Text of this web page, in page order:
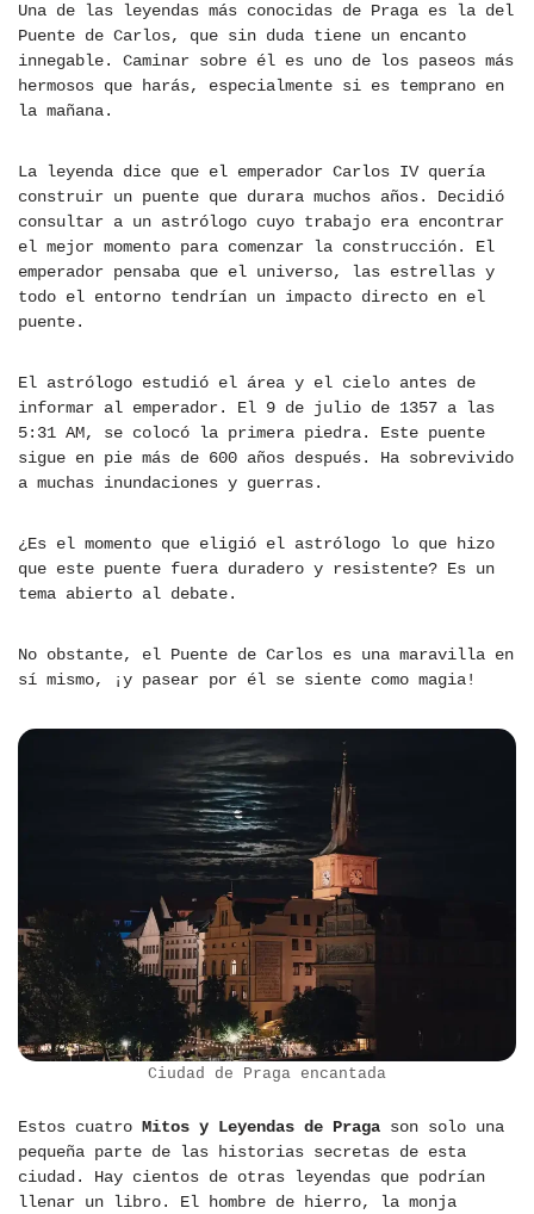
Una de las leyendas más conocidas de Praga es la del
Puente de Carlos, que sin duda tiene un encanto
innegable. Caminar sobre él es uno de los paseos más
hermosos que harás, especialmente si es temprano en
la mañana.
La leyenda dice que el emperador Carlos IV quería
construir un puente que durara muchos años. Decidió
consultar a un astrólogo cuyo trabajo era encontrar
el mejor momento para comenzar la construcción. El
emperador pensaba que el universo, las estrellas y
todo el entorno tendrían un impacto directo en el
puente.
El astrólogo estudió el área y el cielo antes de
informar al emperador. El 9 de julio de 1357 a las
5:31 AM, se colocó la primera piedra. Este puente
sigue en pie más de 600 años después. Ha sobrevivido
a muchas inundaciones y guerras.
¿Es el momento que eligió el astrólogo lo que hizo
que este puente fuera duradero y resistente? Es un
tema abierto al debate.
No obstante, el Puente de Carlos es una maravilla en
sí mismo, ¡y pasear por él se siente como magia!
Ciudad de Praga encantada
Estos cuatro Mitos y Leyendas de Praga son solo una
pequeña parte de las historias secretas de esta
ciudad. Hay cientos de otras leyendas que podrían
llenar un libro. El hombre de hierro, la monja